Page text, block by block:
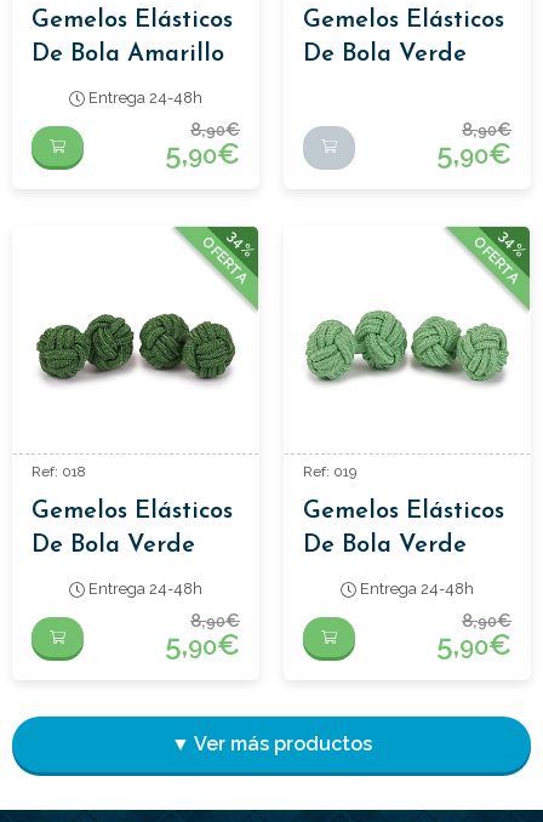
Gemelos Elásticos
De Bola Amarillo
Entrega 24-48h
8,90€
5,90€
Gemelos Elásticos
De Bola Verde
8,90€
5,90€
34%
OFERTA
Ref: 018
Gemelos Elásticos
De Bola Verde
Entrega 24-48h
8,90€
5,90€
34%
OFERTA
Ref: 019
Gemelos Elásticos
De Bola Verde
PistachoEntrega 24-48h
8,90€
5,90€
▼ Ver más productos